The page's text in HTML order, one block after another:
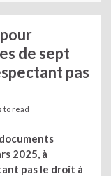
de sept
pas
to read
documents
2025, à
pas le droit à